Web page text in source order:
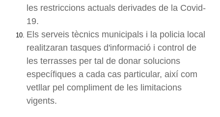
les restriccions actuals derivades de la Covid-
19.
Els serveis tècnics municipals i la policia local
realitzaran tasques d'informació i control de
les terrasses per tal de donar solucions
específiques a cada cas particular, així com
vetllar pel compliment de les limitacions
vigents.